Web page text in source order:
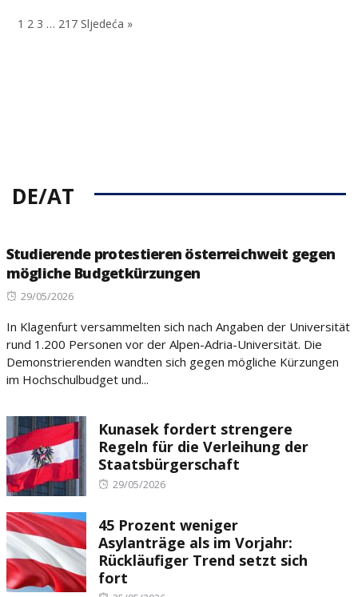
1 2 3 … 217 Sljedeća »
DE/AT
Studierende protestieren österreichweit gegen
mögliche Budgetkürzungen
Posted
29/05/2026
In Klagenfurt versammelten sich nach Angaben der Universität
rund 1.200 Personen vor der Alpen-Adria-Universität. Die
Demonstrierenden wandten sich gegen mögliche Kürzungen
im Hochschulbudget und...
Kunasek fordert strengere
Regeln für die Verleihung der
Staatsbürgerschaft
Posted
29/05/2026
45 Prozent weniger
Asylanträge als im Vorjahr:
Rückläufiger Trend setzt sich
fort